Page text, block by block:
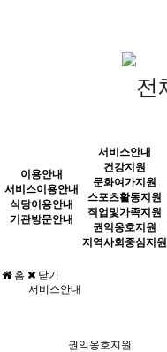
서비스안내
권익옹호지원
이용안내
서비스이용안내
식당이용안내
기관방문안내
서비스안내
건강지원
문화여가지원
스포츠활동지원
직업및가족지원
권익옹호지원
지역사회중심지원
홈
닫기